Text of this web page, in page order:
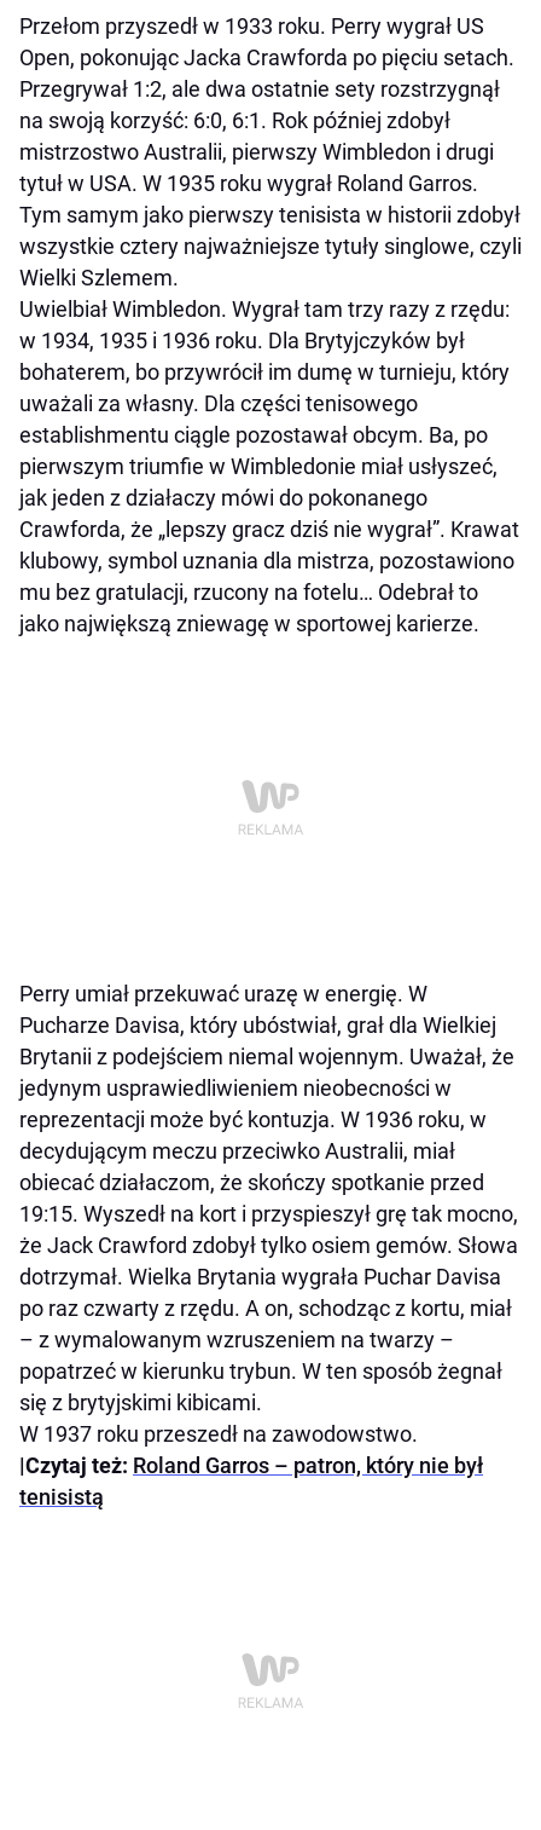
Przełom przyszedł w 1933 roku. Perry wygrał US
Open, pokonując Jacka Crawforda po pięciu setach.
Przegrywał 1:2, ale dwa ostatnie sety rozstrzygnął
na swoją korzyść: 6:0, 6:1. Rok później zdobył
mistrzostwo Australii, pierwszy Wimbledon i drugi
tytuł w USA. W 1935 roku wygrał Roland Garros.
Tym samym jako pierwszy tenisista w historii zdobył
wszystkie cztery najważniejsze tytuły singlowe, czyli
Wielki Szlemem.
Uwielbiał Wimbledon. Wygrał tam trzy razy z rzędu:
w 1934, 1935 i 1936 roku. Dla Brytyjczyków był
bohaterem, bo przywrócił im dumę w turnieju, który
uważali za własny. Dla części tenisowego
establishmentu ciągle pozostawał obcym. Ba, po
pierwszym triumfie w Wimbledonie miał usłyszeć,
jak jeden z działaczy mówi do pokonanego
Crawforda, że „lepszy gracz dziś nie wygrał”. Krawat
klubowy, symbol uznania dla mistrza, pozostawiono
mu bez gratulacji, rzucony na fotelu… Odebrał to
jako największą zniewagę w sportowej karierze.
Perry umiał przekuwać urazę w energię. W
Pucharze Davisa, który ubóstwiał, grał dla Wielkiej
Brytanii z podejściem niemal wojennym. Uważał, że
jedynym usprawiedliwieniem nieobecności w
reprezentacji może być kontuzja. W 1936 roku, w
decydującym meczu przeciwko Australii, miał
obiecać działaczom, że skończy spotkanie przed
19:15. Wyszedł na kort i przyspieszył grę tak mocno,
że Jack Crawford zdobył tylko osiem gemów. Słowa
dotrzymał. Wielka Brytania wygrała Puchar Davisa
po raz czwarty z rzędu. A on, schodząc z kortu, miał
– z wymalowanym wzruszeniem na twarzy –
popatrzeć w kierunku trybun. W ten sposób żegnał
się z brytyjskimi kibicami.
W 1937 roku przeszedł na zawodowstwo.
|Czytaj też: Roland Garros – patron, który nie był
tenisistą